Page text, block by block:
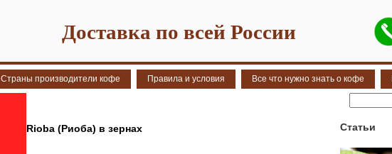
Доставка по всей России
Страны производители кофе Правила и условия Все что нужно знать о кофе
Rioba (Риоба) в зернах Статьи